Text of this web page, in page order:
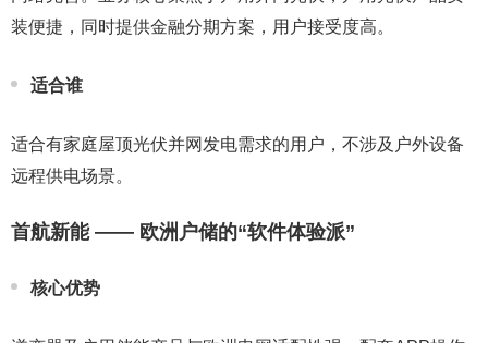
装便捷，同时提供金融分期方案，用户接受度高。
适合谁
适合有家庭屋顶光伏并网发电需求的用户，不涉及户外设备
远程供电场景。
首航新能 —— 欧洲户储的“软件体验派”
核心优势